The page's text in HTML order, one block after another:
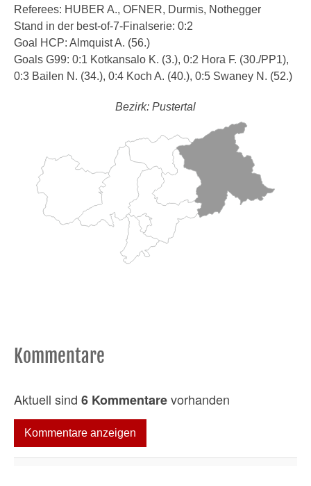
Referees: HUBER A., OFNER, Durmis, Nothegger
Stand in der best-of-7-Finalserie: 0:2
Goal HCP: Almquist A. (56.)
Goals G99: 0:1 Kotkansalo K. (3.), 0:2 Hora F. (30./PP1),
0:3 Bailen N. (34.), 0:4 Koch A. (40.), 0:5 Swaney N. (52.)
Bezirk: Pustertal
Kommentare
Aktuell sind 6 Kommentarevorhanden
Kommentare anzeigen